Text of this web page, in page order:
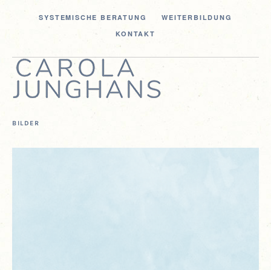
SYS­TE­MI­SCHE BERATUNG
WEI­TER­BIL­DUNG
KON­TAKT
BILDER